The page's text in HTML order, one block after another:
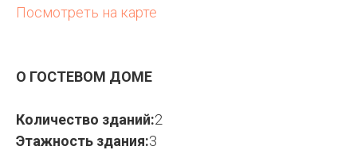
Посмотреть на карте
О ГОСТЕВОМ ДОМЕ
Количество зданий:2
Этажность здания:3